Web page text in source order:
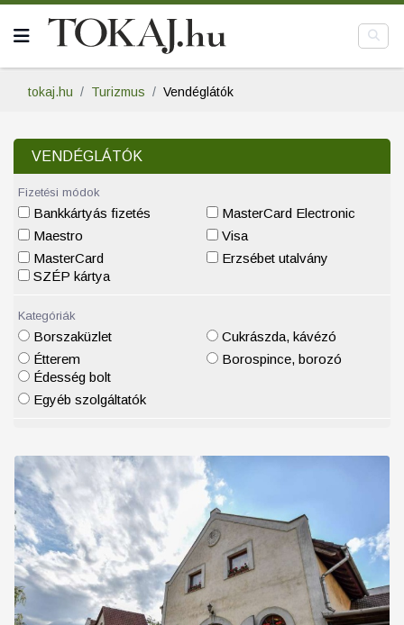
tokaj.hu Turizmus Vendéglátók
VENDÉGLÁTÓK
Fizetési módok
Bankkártyás fizetés
Maestro
MasterCard
MasterCard Electronic
Visa
Erzsébet utalvány
SZÉP kártya
Kategóriák
Borszaküzlet
Étterem
Cukrászda, kávézó
Borospince, borozó
Édesség bolt
Egyéb szolgáltatók